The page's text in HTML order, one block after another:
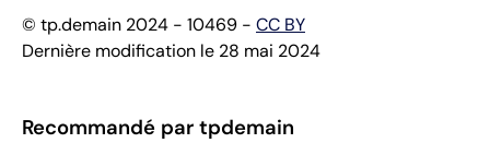
© tp.demain 2024 - 10469 - CC BY
Dernière modification le 28 mai 2024
Recommandé par tpdemain